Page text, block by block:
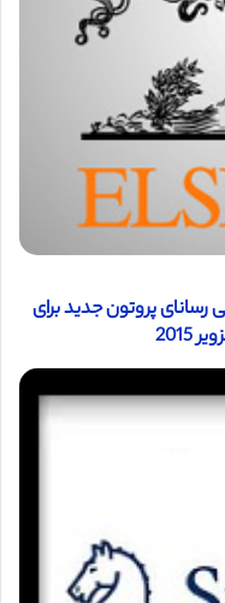
رسانای پروتون جدید برای